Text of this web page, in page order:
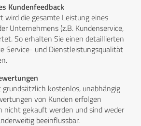
Kundenfeedback
wird die gesamte Leistung eines
Unternehmens (z.B. Kundenservice,
So erhalten Sie einen detaillierten
Service- und Dienstleistungsqualität
grundsätzlich kostenlos, unabhängig
von Kunden erfolgen
nicht gekauft werden und sind weder
beeinflussbar.